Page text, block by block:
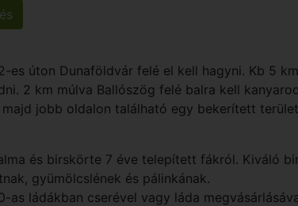
es úton Dunaföldvár felé el kell hagyni. Kb 5
2 km múlva Ballószög felé balra kell
jobb oldalon található egy bekerített
és birskörte 7 éve telepített fákról. Kiváló
gyümölcslének és pálinkának.
as ládákban cserével vagy láda